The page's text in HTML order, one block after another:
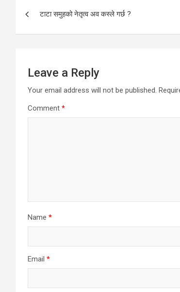
navigation
टाटा समुहको नेतृत्व अव कस्ले गर्छ ?
Leave a Reply
Your email address will not be published.
Comment *
Name *
Email *